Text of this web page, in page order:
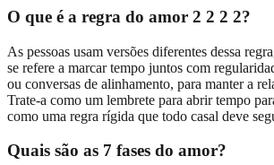
O que é a regra do amor 2 2 2 2?
As pessoas usam versões diferentes dessa
se refere a marcar tempo juntos com
ou conversas de alinhamento, para manter a
Trate-a como um lembrete para abrir tempo
como uma regra rígida que todo casal deve
Quais são as 7 fases do amor?